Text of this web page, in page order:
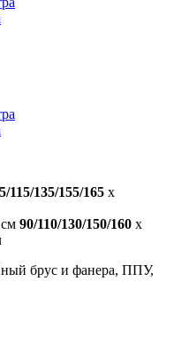
115/135/155/165 x
90/110/130/150/160 x
брус и фанера, ППУ,